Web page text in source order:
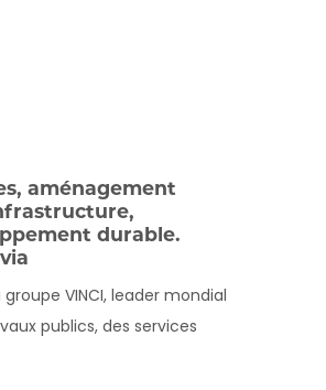
aménagement
durable.
VINCI, leader mondial
publics, des services